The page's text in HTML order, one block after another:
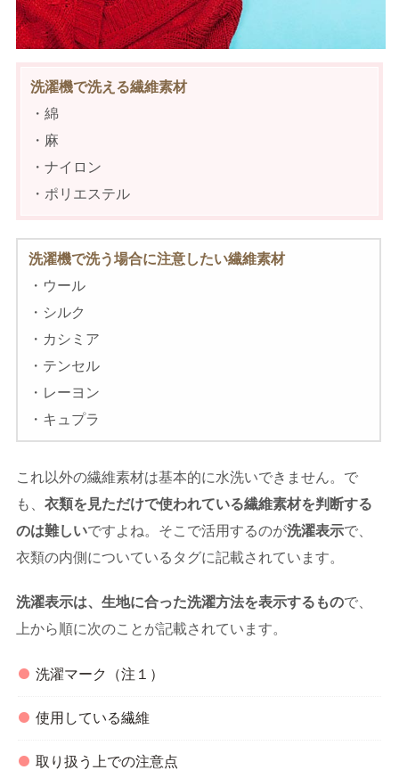
洗濯機で洗える繊維素材
・綿
・麻
・ナイロン
・ポリエステル
洗濯機で洗う場合に注意したい繊維素材
・ウール
・シルク
・カシミア
・テンセル
・レーヨン
・キュプラ
これ以外の繊維素材は基本的に水洗いできません。で
も、 衣類を見ただけで使われている繊維素材を判断する
のは難しいですよね。そこで活用するのが洗濯表示で、
衣類の内側についているタグに記載されています。
洗濯表示は、生地に合った洗濯方法を表示するもので、
上から順に次のことが記載されています。
洗濯マーク（注１）
使用している繊維
取り扱う上での注意点